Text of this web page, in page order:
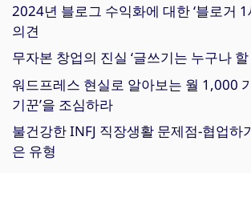
2024년 블로그 수익화에 대한 ‘블로거 1
의견
무자본 창업의 진실 ‘글쓰기는 누구나 할
워드프레스 현실로 알아보는 월 1,000
기꾼’을 조심하라
불건강한 INFJ 직장생활 문제점-협업하
은 유형